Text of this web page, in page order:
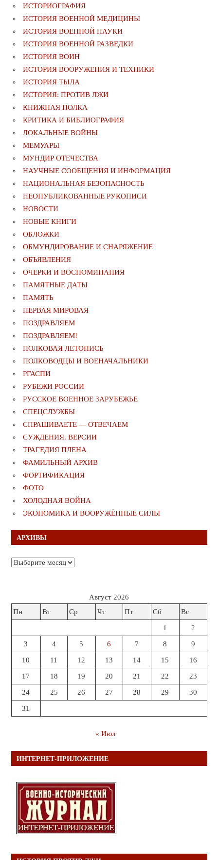
ИСТОРИОГРАФИЯ
ИСТОРИЯ ВОЕННОЙ МЕДИЦИНЫ
ИСТОРИЯ ВОЕННОЙ НАУКИ
ИСТОРИЯ ВОЕННОЙ РАЗВЕДКИ
ИСТОРИЯ ВОИН
ИСТОРИЯ ВООРУЖЕНИЯ И ТЕХНИКИ
ИСТОРИЯ ТЫЛА
ИСТОРИЯ: ПРОТИВ ЛЖИ
КНИЖНАЯ ПОЛКА
КРИТИКА И БИБЛИОГРАФИЯ
ЛОКАЛЬНЫЕ ВОЙНЫ
МЕМУАРЫ
МУНДИР ОТЕЧЕСТВА
НАУЧНЫЕ СООБЩЕНИЯ И ИНФОРМАЦИЯ
НАЦИОНАЛЬНАЯ БЕЗОПАСНОСТЬ
НЕОПУБЛИКОВАННЫЕ РУКОПИСИ
НОВОСТИ
НОВЫЕ КНИГИ
ОБЛОЖКИ
ОБМУНДИРОВАНИЕ И СНАРЯЖЕНИЕ
ОБЪЯВЛЕНИЯ
ОЧЕРКИ И ВОСПОМИНАНИЯ
ПАМЯТНЫЕ ДАТЫ
ПАМЯТЬ
ПЕРВАЯ МИРОВАЯ
ПОЗДРАВЛЯЕМ
ПОЗДРАВЛЯЕМ!
ПОЛКОВАЯ ЛЕТОПИСЬ
ПОЛКОВОДЦЫ И ВОЕНАЧАЛЬНИКИ
РГАСПИ
РУБЕЖИ РОССИИ
РУССКОЕ ВОЕННОЕ ЗАРУБЕЖЬЕ
СПЕЦСЛУЖБЫ
СПРАШИВАЕТЕ — ОТВЕЧАЕМ
СУЖДЕНИЯ. ВЕРСИИ
ТРАГЕДИЯ ПЛЕНА
ФАМИЛЬНЫЙ АРХИВ
ФОРТИФИКАЦИЯ
ФОТО
ХОЛОДНАЯ ВОЙНА
ЭКОНОМИКА И ВООРУЖЁННЫЕ СИЛЫ
АРХИВЫ
Архивы
Август 2026
Пн
Вт Ср Чт Пт Сб Вс
1 2
3 4 5 6 7 8 9
10 11 12 13 14 15 16
17 18 19 20 21 22 23
24 25 26 27 28 29 30
31
« Июл
ИНТЕРНЕТ-ПРИЛОЖЕНИЕ